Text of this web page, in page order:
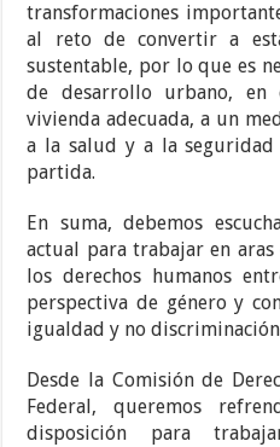
transformaciones
al reto de convertir a
sustentable, por lo que es
de desarrollo urbano,
vivienda adecuada, a un
a la salud y a la
partida.
En suma, debemos
actual para trabajar en
los derechos humanos
perspectiva de género y
igualdad y no
Desde la Comisión de
Federal, queremos
disposición para